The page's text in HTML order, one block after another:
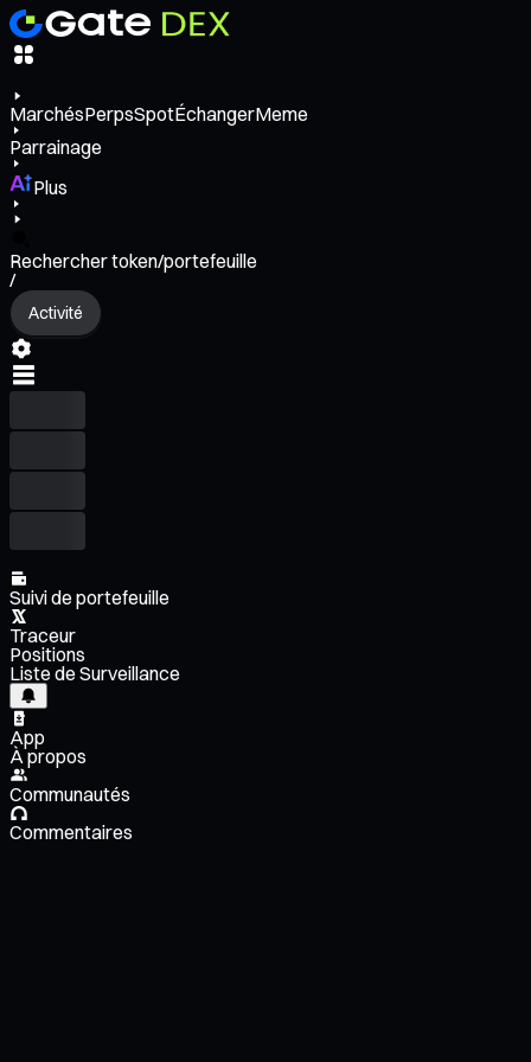
MarchésPerpsSpotÉchangerMeme
Parrainage
Plus
Rechercher token/portefeuille
/
Activité
Suivi de portefeuille
Traceur
Positions
Liste de Surveillance
App
À propos
Communautés
Commentaires